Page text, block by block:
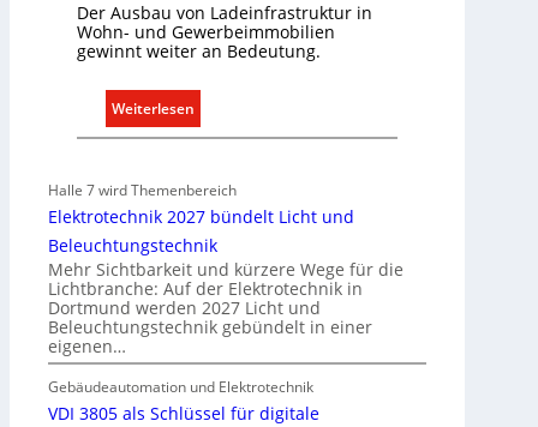
t
e
f
s
e
n
u
n
d
r
e
g
e
l
Der Ausbau von Ladeinfrastruktur in
Wohn- und Gewerbeimmobilien
gewinnt weiter an Bedeutung.
Weiterlesen
A
b
u
d
e
r
E
l
e
Halle 7 wird Themenbereich
Elektrotechnik 2027 bündelt Licht und
Beleuchtungstechnik
Mehr Sichtbarkeit und kürzere Wege für die
Lichtbranche: Auf der Elektrotechnik in
Dortmund werden 2027 Licht und
Beleuchtungstechnik gebündelt in einer
eigenen…
Gebäudeautomation und Elektrotechnik
VDI 3805 als Schlüssel für digitale